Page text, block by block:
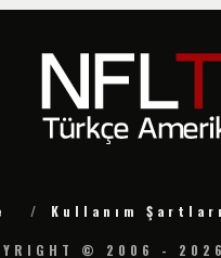
Kullanım Şartları
© 2006 -